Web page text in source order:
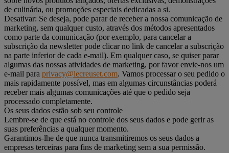
de culinária, ou promoções especiais dedicadas a si.
Desativar: Se deseja, pode parar de receber a nossa comunicação de
marketing, sem qualquer custo, através dos métodos apresentados
como parte da comunicação (por exemplo, para cancelar a
subscrição da newsletter pode clicar no link de cancelar a subscrição
na parte inferior de cada e-mail). Em qualquer caso, se quiser parar
algumas das nossas atividades de marketing, por favor envie-nos um
e-mail para privacy@lecreuset.com. Vamos processar o seu pedido o
mais rapidamente possível, mas em algumas circunstâncias poderá
receber mais algumas comunicações até que o pedido seja
processado completamente.
Os seus dados estão sob seu controle
Lembre-se de que está no controle dos seus dados e pode gerir as
suas preferências a qualquer momento.
Garantimos-lhe de que nunca transmitiremos os seus dados a
empresas terceiras para fins de marketing sem a sua permissão.